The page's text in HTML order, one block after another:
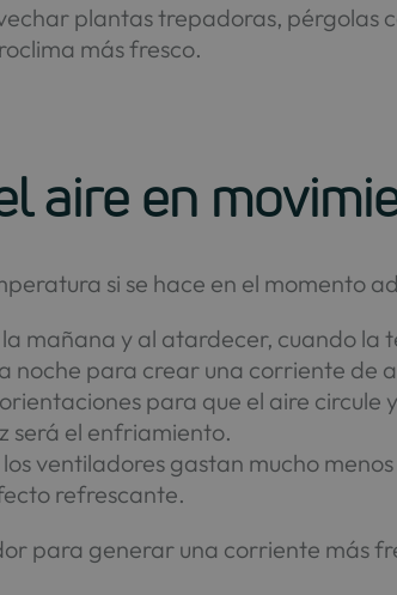
plantas trepadoras, pérgolas
más fresco.
aire en
si se hace en el momento
mañana y al atardecer, cuando la
noche para crear una corriente de
para que el aire circule
será el enfriamiento.
ventiladores gastan mucho
refrescante.
para generar una corriente más